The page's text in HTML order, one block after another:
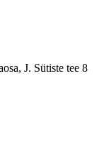
J. Sütiste tee 8